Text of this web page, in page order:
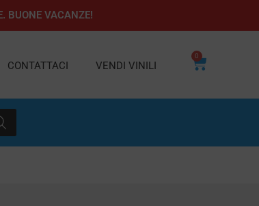
BUONE VACANZE!
CONTATTACI VENDI VINILI
0
Carrello